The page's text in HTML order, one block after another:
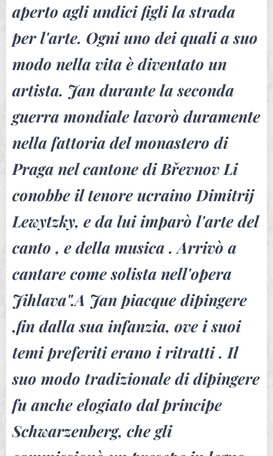
aperto agli undici figli la strada
per l'arte. Ogni uno dei quali a suo
modo nella vita è diventato un
artista. Jan durante la seconda
guerra mondiale lavorò duramente
nella fattoria del monastero di
Praga nel cantone di Břevnov Li
conobbe il tenore ucraino Dimitrij
Lewytzky, e da lui imparò l'arte del
canto , e della musica . Arrivò a
cantare come solista nell'opera
Jihlava".A Jan piacque dipingere
,fin dalla sua infanzia, ove i suoi
temi preferiti erano i ritratti . Il
suo modo tradizionale di dipingere
fu anche elogiato dal principe
Schwarzenberg, che gli